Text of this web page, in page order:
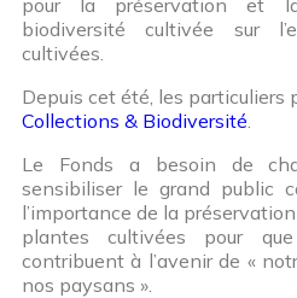
biodiversité cultivée sur
cultivées.
Depuis cet été, les particuliers
Collections & Biodiversité
Le Fonds a besoin de
sensibiliser le grand public
l’importance de la
plantes cultivées pour
contribuent à l’avenir de «
nos paysans ».